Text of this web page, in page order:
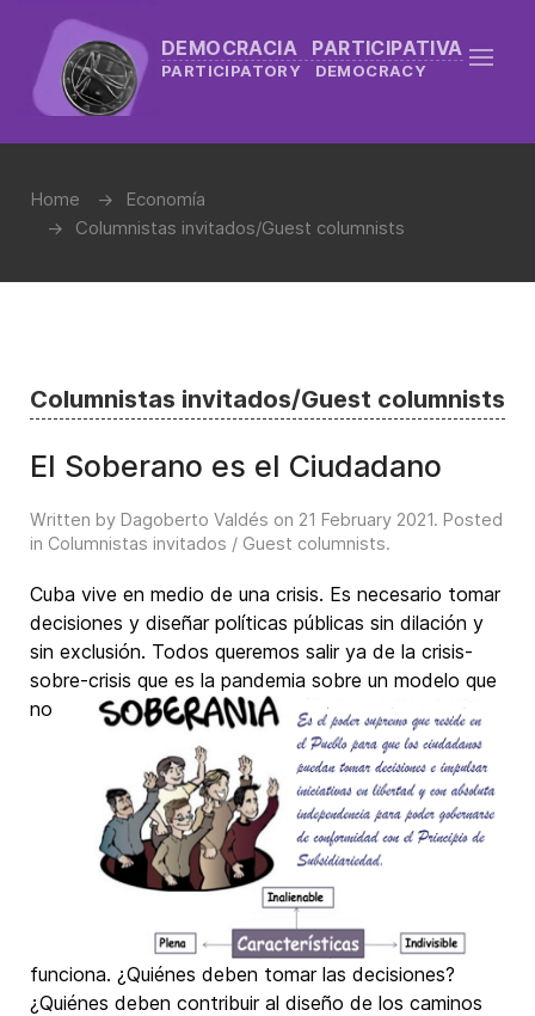
DEMOCRACIA PARTICIPATIVA
PARTICIPATORY DEMOCRACY
Home
Economía
Columnistas invitados/Guest columnists
Columnistas invitados/Guest columnists
El Soberano es el Ciudadano
Written by Dagoberto Valdés on 21 February 2021. Posted
in Columnistas invitados / Guest columnists.
Cuba vive en medio de una crisis. Es necesario tomar
decisiones y diseñar políticas públicas sin dilación y
sin exclusión. Todos queremos salir ya de la crisis-
sobre-crisis que es la pandemia sobre un modelo que
no
funciona. ¿Quiénes deben tomar las decisiones?
¿Quiénes deben contribuir al diseño de los caminos